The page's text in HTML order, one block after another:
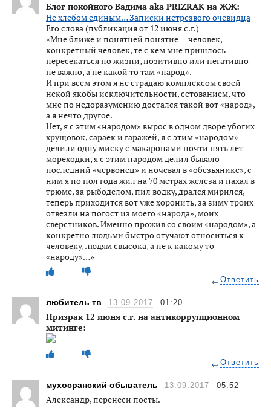
Блог покойного Вадима aka PRIZRAK на ЖЖ:
Не хлебом единым… Записки нетрезвого очевидца
Его слова (публикация от 12 июня с.г.)
«Мне ближе и понятней понятие — человек,
конкретный человек, те с кем мне пришлось
пересекаться по жизни, позитивно или негативно —
не важно, а не какой то там «народ».
И при всём этом я не страдаю комплексом своей
некой якобы исключительности, сетованием, что
мне по недоразумению достался такой вот «народ»,
а я нечто другое.
Нет, я с этим «народом» вырос в одном дворе убогих
хрущовок, сараек и гаражей, я с этим «народом»
делили одну миску с макаронами почти пять лет
мореходки, я с этим народом делил бывало
последний «червонец» и ночевал в «обезьянике», с
ним я по пол года жил на 70 метрах железа и пахал в
трюме, за рыбоделом, пил водку, дрался мирился,
теперь приходится вот уже хоронить, за зиму троих
отвезли на погост из моего «народа», моих
сверстников. Именно прожив со своим «народом», а
конкретно людьми быстро отучают относиться к
человеку, людям свысока, а не к какому то
«народу»…»
Ответить
любитель тв 13.09.2017 01:20
Призрак 12 июня с.г. на антикоррупционном
митинге:
Ответить
мухосранский обыватель 13.09.2017 05:52
Александр, перенеси посты.